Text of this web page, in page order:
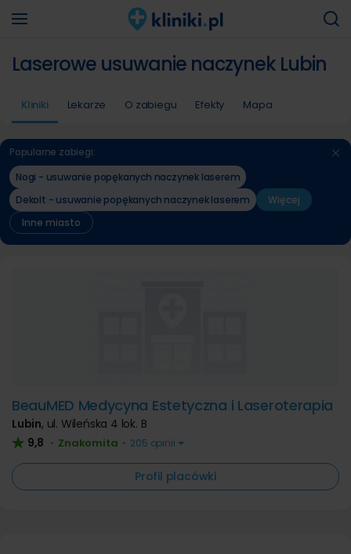
Laserowe usuwanie naczynek Lubin
Kliniki Lekarze O zabiegu Efekty Mapa
Popularne zabiegi:
Nogi - usuwanie popękanych naczynek laserem
Dekolt - usuwanie popękanych naczynek laserem
Więcej
Inne miasto
BeauMED Medycyna Estetyczna i Laseroterapia
Lubin, ul. Wileńska 4 lok. B
9,8 • Znakomita • 205 opinii
Profil placówki